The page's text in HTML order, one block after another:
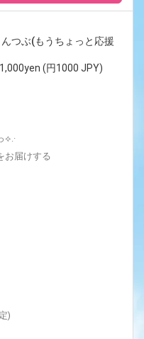
つぶ(もうちょっと応援
(円1000 JPY)
⟡.·
お届けする
)